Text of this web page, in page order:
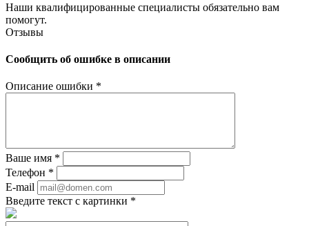
Наши квалифицированные специалисты обязательно вам
помогут.
Отзывы
Сообщить об ошибке в описании
Описание ошибки *
Ваше имя *
Телефон *
E-mail
Введите текст с картинки *